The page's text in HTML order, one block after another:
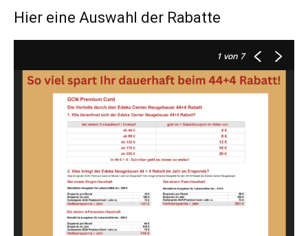
Hier eine Auswahl der Rabatte
1 von 7